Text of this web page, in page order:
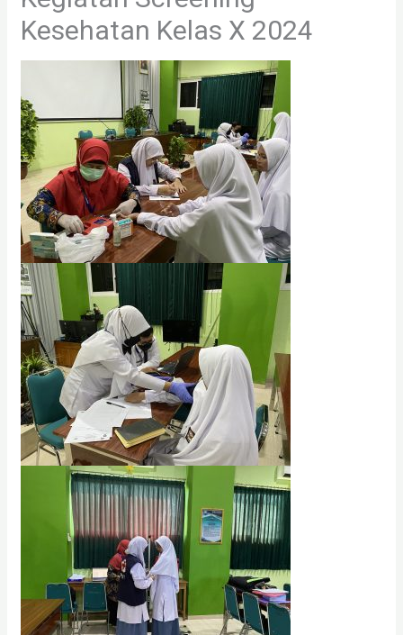
Kesehatan Kelas X 2024